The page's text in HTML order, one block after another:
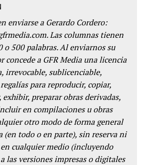
enviarse a Gerardo Cordero:
Las columnas tienen
o 500 palabras. Al enviarnos su
concede a GFR Media una licencia
irrevocable, sublicenciable,
para reproducir, copiar,
preparar obras derivadas,
en compilaciones u obras
otro modo de forma general
todo o en parte), sin reserva ni
cualquier medio (incluyendo
las versiones impresas o digitales